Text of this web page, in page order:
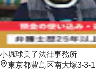
小堀球美子法律事務所
東京都豊島区南大塚3-3-